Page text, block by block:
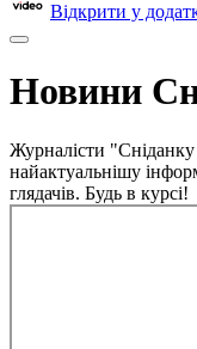
Відкрити у
Новини
Журналісти
найактуальнішу
глядачів. Будь в курсі!